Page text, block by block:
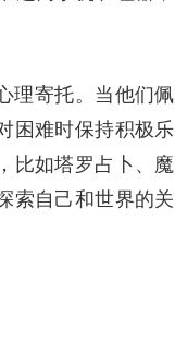
理寄托。当他们佩
困难时保持积极乐
比如塔罗占卜、魔
索自己和世界的关